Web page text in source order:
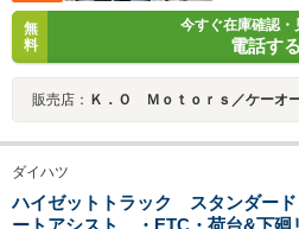
無
料
今すぐ在庫確認・
電話する
販売店： Ｋ．Ｏ Ｍｏｔｏｒｓ／ケーオ
ダイハツ
ハイゼットトラック スタンダード